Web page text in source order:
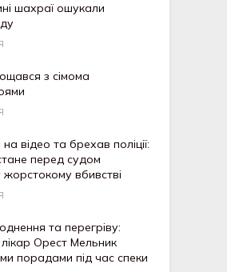
шахраї ошукали
з сімома
відео та брехав поліції:
перед судом
вбивстві
та перегріву:
Орест Мельник
порадами під час спеки